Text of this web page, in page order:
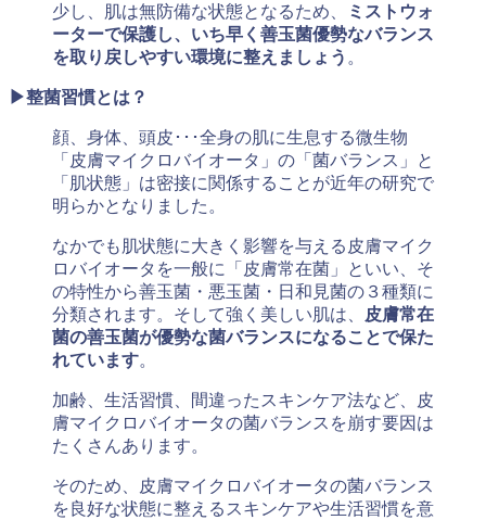
少し、肌は無防備な状態となるため、
ミストウォ
ーターで保護し、いち早く善玉菌優勢なバランス
を取り戻しやすい環境に整えましょう 。
▶整菌習慣とは？
顔、身体、頭皮･･･全身の肌に生息する微生物
「皮膚マイクロバイオータ」の「菌バランス」と
「肌状態」は密接に関係することが近年の研究で
明らかとなりました。
なかでも肌状態に大きく影響を与える皮膚マイク
ロバイオータを一般に「皮膚常在菌」といい、そ
の特性から善玉菌・悪玉菌・日和見菌の３種類に
分類されます。そして強く美しい肌は、
皮膚常在
菌の善玉菌が優勢な菌バランスになることで保た
れています。
加齢、生活習慣、間違ったスキンケア法など、皮
膚マイクロバイオータの菌バランスを崩す要因は
たくさんあります。
そのため、皮膚マイクロバイオータの菌バランス
を良好な状態に整えるスキンケアや生活習慣を意